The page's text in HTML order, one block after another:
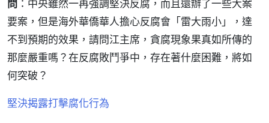
問 ：中央雖然一再強調堅決反腐，而且還辦了一些大案
要案，但是海外華僑華人擔心反腐會「雷大雨小」，達
不到預期的效果，請問江主席，貪腐現象果真如所傳的
那麼嚴重嗎？在反腐敗鬥爭中，存在著什麼困難，將如
何突破？
堅決揭露打擊腐化行為